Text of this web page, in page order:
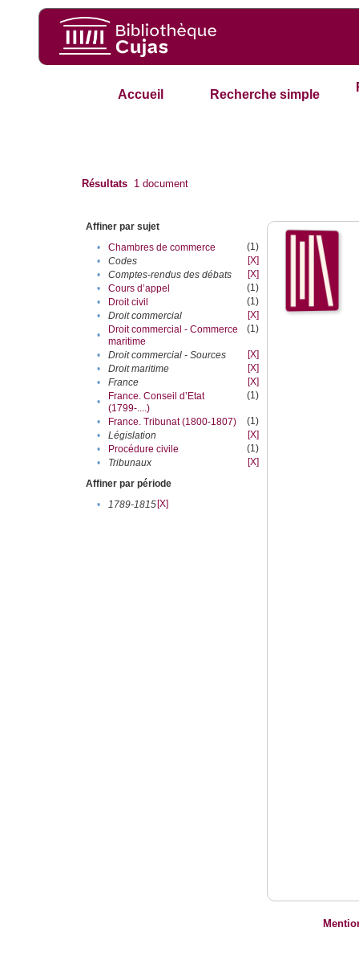
Accueil Recherche simple
Résultats 1 document
Affiner par sujet
•
Chambres de commerce
(1)
•
Codes
[X]
•
Comptes-rendus des débats
[X]
•
Cours d’appel
(1)
•
Droit civil
(1)
•
Droit commercial
[X]
•
Droit commercial - Commerce
maritime
(1)
• Droit commercial - Sources
[X]
•
Droit maritime
[X]
•
France
[X]
•
France. Conseil d’Etat
(1799-....)
(1)
• France. Tribunat (1800-1807)
(1)
•
Législation
[X]
•
Procédure civile
(1)
•
Tribunaux
[X]
Affiner par période
•
1789-1815[X]